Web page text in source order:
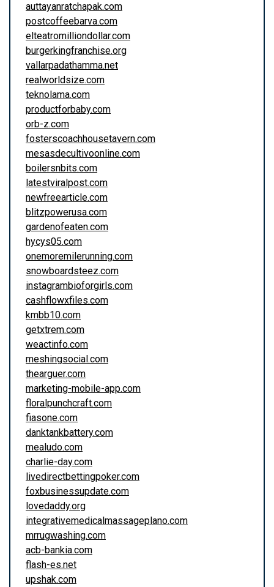
auttayanratchapak.com
postcoffeebarva.com
elteatromilliondollar.com
burgerkingfranchise.org
vallarpadathamma.net
realworldsize.com
teknolama.com
productforbaby.com
orb-z.com
fosterscoachhousetavern.com
mesasdecultivoonline.com
boilersnbits.com
latestviralpost.com
newfreearticle.com
blitzpowerusa.com
gardenofeaten.com
hycys05.com
onemoremilerunning.com
snowboardsteez.com
instagrambioforgirls.com
cashflowxfiles.com
kmbb10.com
getxtrem.com
weactinfo.com
meshingsocial.com
thearguer.com
marketing-mobile-app.com
floralpunchcraft.com
fiasone.com
danktankbattery.com
mealudo.com
charlie-day.com
livedirectbettingpoker.com
foxbusinessupdate.com
lovedaddy.org
integrativemedicalmassageplano.com
mrrugwashing.com
acb-bankia.com
flash-es.net
upshak.com